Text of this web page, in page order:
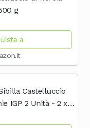
g
a
Castelluccio
IGP 2 Unità - 2 x